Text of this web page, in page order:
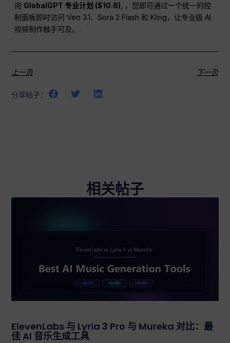
阅 GlobalGPT 专业计划 ($10.8) , ，您即可通过一个统一的控
制面板即时访问 Veo 3.1、Sora 2 Flash 和 Kling，让专业级 AI
视频制作触手可及。.
上一页 下一页
分享帖子：
相关帖子
ElevenLabs 与 Lyria 3 Pro 与 Mureka 对比：最
佳 AI 音乐生成工具